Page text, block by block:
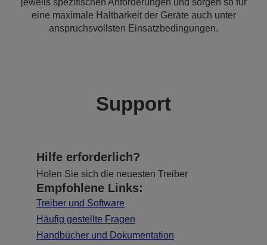
jeweils spezifischen Anforderungen und sorgen so für
eine maximale Haltbarkeit der Geräte auch unter
anspruchsvollsten Einsatzbedingungen.
Support
Hilfe erforderlich?
Holen Sie sich die neuesten Treiber
Empfohlene Links:
Treiber und Software
Häufig gestellte Fragen
Handbücher und Dokumentation